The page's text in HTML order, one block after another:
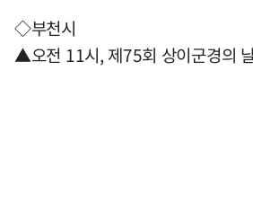
◇부천시
▲오전 11시, 제75회 상이군경의